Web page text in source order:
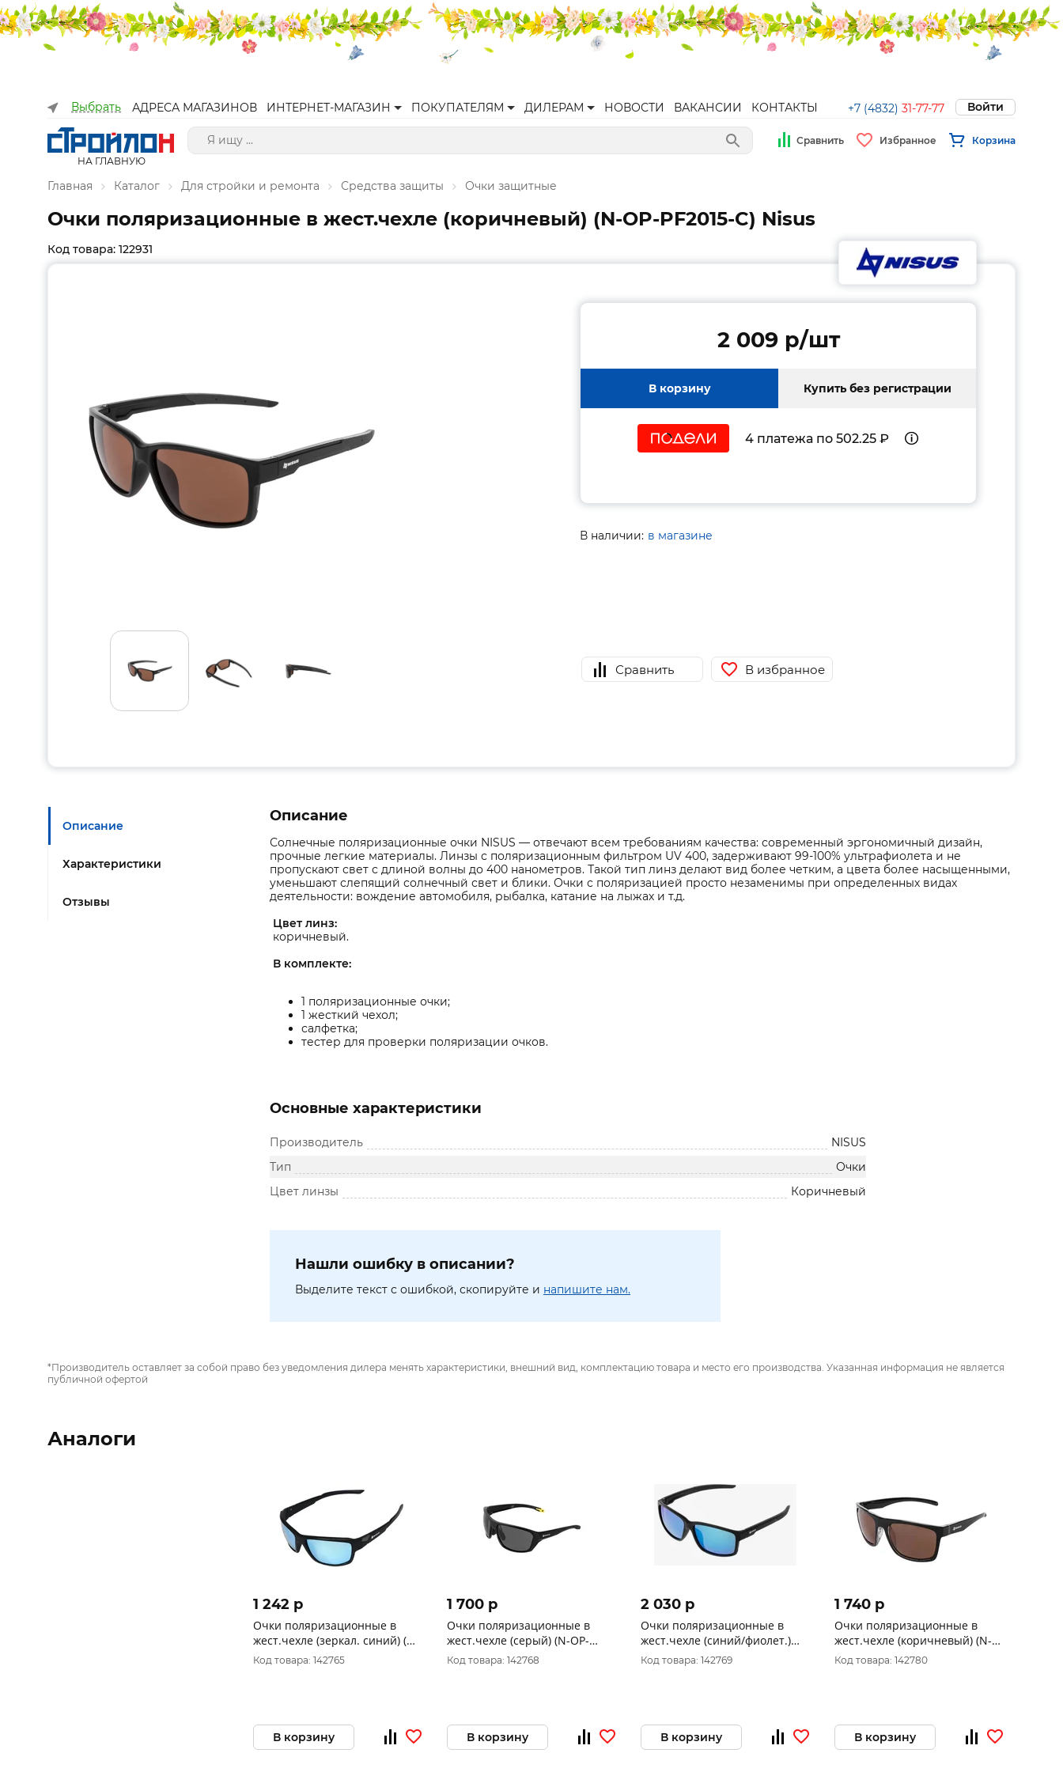
Выбрать АДРЕСА МАГАЗИНОВ ИНТЕРНЕТ-МАГАЗИН ПОКУПАТЕЛЯМ ДИЛЕРАМ НОВОСТИ ВАКАНСИИ КОНТАКТЫ +7 (4832) 31-77-77 Войти
НА ГЛАВНУЮ
Сравнить Избранное Корзина
Главная Каталог Для стройки и ремонта Средства защиты Очки защитные
Очки поляризационные в жест.чехле (коричневый) (N-OP-PF2015-C) Nisus
Код товара: 122931
2 009 p/шт
В корзину Купить без регистрации
4 платежа по 502.25 ₽
В наличии: в магазине
Сравнить В избранное
Описание
Характеристики
Отзывы
Описание
Солнечные поляризационные очки NISUS — отвечают всем требованиям качества: современный эргономичный дизайн,
прочные легкие материалы. Линзы с поляризационным фильтром UV 400, задерживают 99-100% ультрафиолета и не
пропускают свет с длиной волны до 400 нанометров. Такой тип линз делают вид более четким, а цвета более насыщенными,
уменьшают слепящий солнечный свет и блики. Очки с поляризацией просто незаменимы при определенных видах
деятельности: вождение автомобиля, рыбалка, катание на лыжах и т.д.
Цвет линз:
коричневый.
В комплекте:
1 поляризационные очки;
1 жесткий чехол;
салфетка;
тестер для проверки поляризации очков.
Основные характеристики
Производитель
NISUS
Тип
Очки
Цвет линзы
Коричневый
Нашли ошибку в описании?
Выделите текст с ошибкой, скопируйте и напишите нам.
*Производитель оставляет за собой право без уведомления дилера менять характеристики, внешний вид, комплектацию товара и место его производства. Указанная информация не является
публичной офертой
Аналоги
1 242 p
Очки поляризационные в
жест.чехле (зеркал. синий) (N-
OP-LZ0306-B) Nisus
Код товара: 142765
В корзину
1 700 p
Очки поляризационные в
жест.чехле (серый) (N-OP-
TF2132-G) Nisus
Код товара: 142768
В корзину
2 030 p
Очки поляризационные в
жест.чехле (синий/фиолет.)
(N-OP-PF2015-B) Nisus
Код товара: 142769
В корзину
1 740 p
Очки поляризационные в
жест.чехле (коричневый) (N-
OP-LZ0308-C) Nisus
Код товара: 142780
В корзину